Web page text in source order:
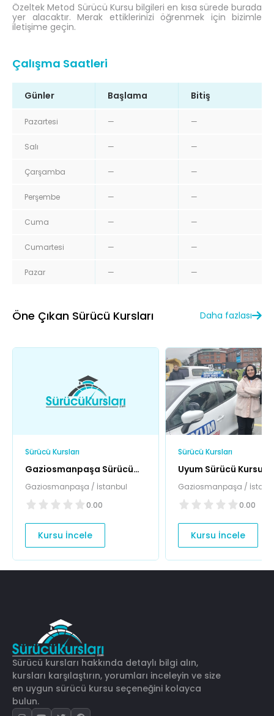
Özeltek Metod Sürücü Kursu bilgileri en kısa sürede burada
yer alacaktır. Merak ettiklerinizi öğrenmek için bizimle
iletişime geçin.
Çalışma Saatleri
Günler Başlama Bitiş
Pazartesi — —
Salı — —
Çarşamba — —
Perşembe — —
Cuma — —
Cumartesi — —
Pazar — —
Öne Çıkan Sürücü Kursları Daha fazlası
Sürücü Kursları
Gaziosmanpaşa Sürücü
Gaziosmanpaşa / İstanbul
0.00
Kursu İncele
Sürücü Kursları
Uyum Sürücü Kursu
Gaziosmanpaşa /
0.00
Kursu İncele
Sürücü kursları hakkında detaylı bilgi alın,
kursları karşılaştırın, yorumları inceleyin ve size
en uygun sürücü kursu seçeneğini kolayca
bulun.